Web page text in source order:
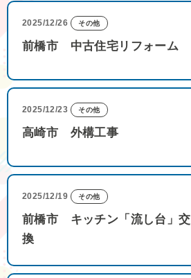
2025/12/26 その他
前橋市 中古住宅リフォーム
2025/12/23 その他
高崎市 外構工事
2025/12/19 その他
前橋市 キッチン「流し台」交
換